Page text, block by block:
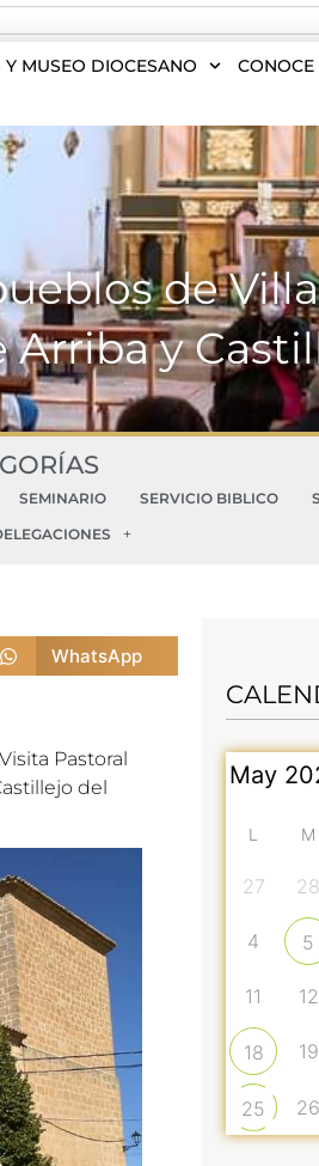
Y MUSEO DIOCESANO CONOCE
de
Arriba y
SEMINARIO SERVICIO BIBLICO
WhatsApp
Pastoral
del
L M
27 28
4 5
11 12
18 19
25 26